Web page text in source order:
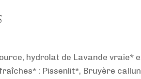
hydrolat de Lavande vraie*
: Pissenlit*, Bruyère